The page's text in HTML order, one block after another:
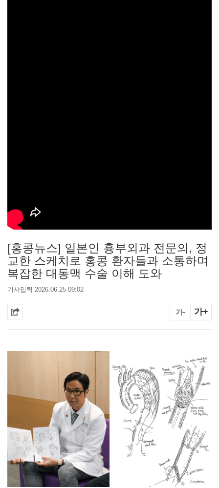
[홍콩뉴스] 일본인 흉부외과 전문의, 정
교한 스케치로 홍콩 환자들과 소통하며
복잡한 대동맥 수술 이해 도와
기사입력 2026.06.25 09:02
가- 가+